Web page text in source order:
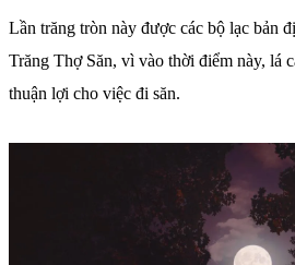
Lần trăng tròn này được các bộ lạc bản
Trăng Thợ Săn, vì vào thời điểm này, lá
thuận lợi cho việc đi săn.